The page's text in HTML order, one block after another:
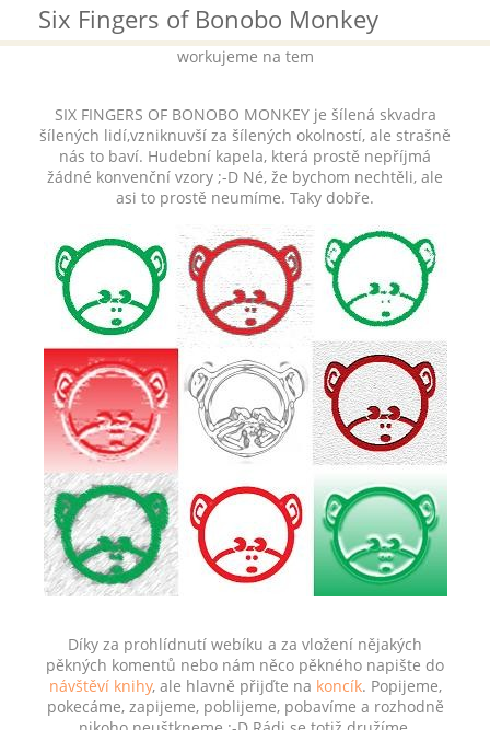
Six Fingers of Bonobo Monkey
workujeme na tem
SIX FINGERS OF BONOBO MONKEY je šílená skvadra
šílených lidí,vzniknuvší za šílených okolností, ale strašně
nás to baví. Hudební kapela, která prostě nepříjmá
žádné konvenční vzory ;-D Né, že bychom nechtěli, ale
asi to prostě neumíme. Taky dobře.
Díky za prohlídnutí webíku a za vložení nějakých
pěkných komentů nebo nám něco pěkného napište do
návštěví knihy, ale hlavně přijďte na koncík. Popijeme,
pokecáme, zapijeme, poblijeme, pobavíme a rozhodně